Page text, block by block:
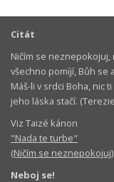
Citát
Ničím se neznepokojuj,
všechno pomíjí, Bůh se
Máš-li v srdci Boha, nic
jeho láska stačí.
Viz Taizé kánon
"Nada te turbe"
(Ničím se neznepokojuj)
Neboj se!